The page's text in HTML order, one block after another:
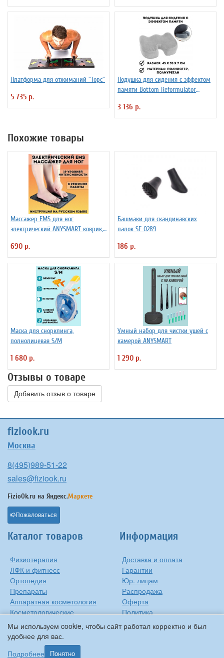
Мы используем cookie, чтобы сайт работал корректно и был
удобнее для вас.
Подробнее
Понятно
Платформа для отжиманий "Торс"
5 735 р.
Подушка для сидения с эффектом
памяти Bottom Reformulator
3 136 р.
Похожие товары
Массажер EMS для ног
электрический ANYSMART коврик,
690 р.
Башмаки для скандинавских
палок SF 0289
186 р.
Маска для снорклинга,
полнолицевая S/M
1 680 р.
Умный набор для чистки ушей с
камерой ANYSMART
1 290 р.
Отзывы о товаре
Добавить отзыв о товаре
fiziook.ru
Москва
8(495)989-51-22
sales@fiziook.ru
FizioOk.ru на Яндекс.Маркете
Пожаловаться
Каталог товаров
Физиотерапия
ЛФК и фитнесс
Ортопедия
Препараты
Аппаратная косметология
Косметологические
средства
Информация
Доставка и оплата
Гарантии
Юр. лицам
Распродажа
Оферта
Политика
конфиденциальности
Контакты